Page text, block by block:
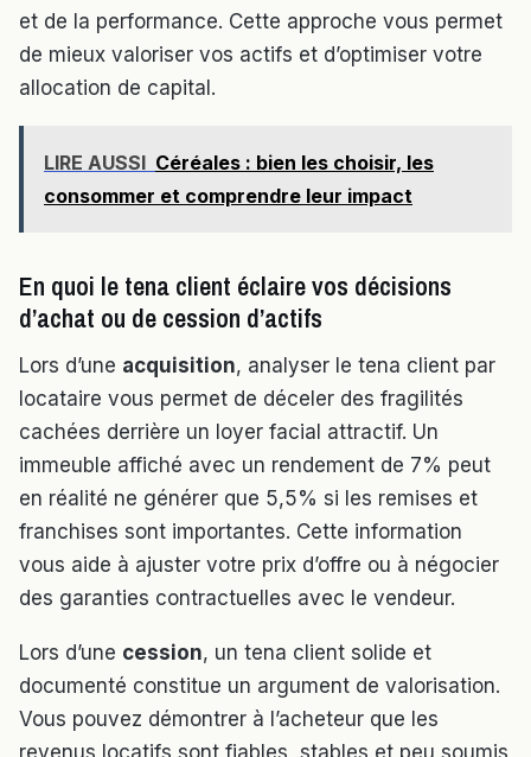
et de la performance. Cette approche vous permet
de mieux valoriser vos actifs et d’optimiser votre
allocation de capital.
LIRE AUSSI Céréales : bien les choisir, les
consommer et comprendre leur impact
En quoi le tena client éclaire vos décisions
d’achat ou de cession d’actifs
Lors d’une acquisition, analyser le tena client par
locataire vous permet de déceler des fragilités
cachées derrière un loyer facial attractif. Un
immeuble affiché avec un rendement de 7% peut
en réalité ne générer que 5,5% si les remises et
franchises sont importantes. Cette information
vous aide à ajuster votre prix d’offre ou à négocier
des garanties contractuelles avec le vendeur.
Lors d’une cession, un tena client solide et
documenté constitue un argument de valorisation.
Vous pouvez démontrer à l’acheteur que les